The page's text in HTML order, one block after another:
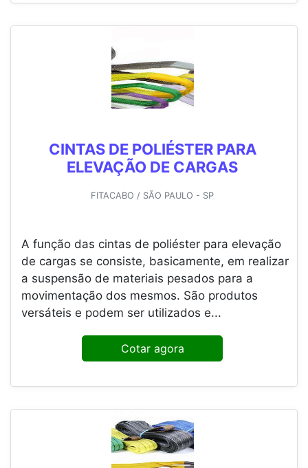
CINTAS DE POLIÉSTER PARA
ELEVAÇÃO DE CARGAS
FITACABO / SÃO PAULO - SP
A função das cintas de poliéster para elevação
de cargas se consiste, basicamente, em realizar
a suspensão de materiais pesados para a
movimentação dos mesmos. São produtos
versáteis e podem ser utilizados e...
Cotar agora